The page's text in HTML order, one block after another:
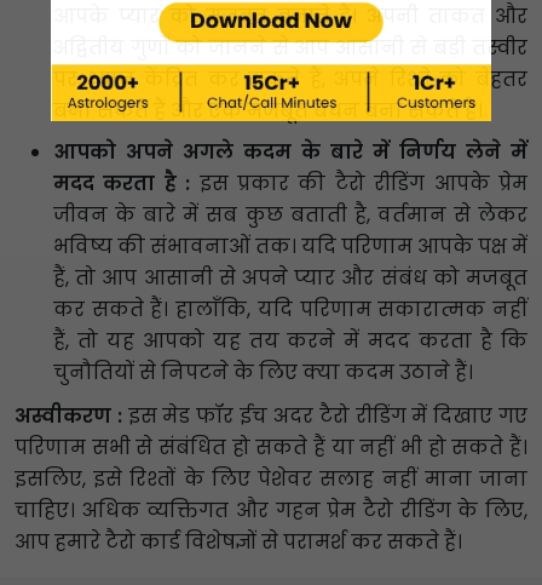
आपके प्यार को मजबूत बनाते हैं। अपनी ताकत और
अद्वितीय गुणों को जानने से आप आसानी से बड़ी तस्वीर
पर ध्यान केंद्रित कर सकते हैं, अपने रिश्ते को बेहतर
बना सकते हैं और एक मजबूत बंधन बना सकते हैं।
आपको अपने अगले कदम के बारे में निर्णय लेने में
मदद करता है : इस प्रकार की टैरो रीडिंग आपके प्रेम
जीवन के बारे में सब कुछ बताती है, वर्तमान से लेकर
भविष्य की संभावनाओं तक। यदि परिणाम आपके पक्ष में
हैं, तो आप आसानी से अपने प्यार और संबंध को मजबूत
कर सकते हैं। हालाँकि, यदि परिणाम सकारात्मक नहीं
हैं, तो यह आपको यह तय करने में मदद करता है कि
चुनौतियों से निपटने के लिए क्या कदम उठाने हैं।
अस्वीकरण : इस मेड फॉर ईच अदर टैरो रीडिंग में दिखाए गए
परिणाम सभी से संबंधित हो सकते हैं या नहीं भी हो सकते हैं।
इसलिए, इसे रिश्तों के लिए पेशेवर सलाह नहीं माना जाना
चाहिए। अधिक व्यक्तिगत और गहन प्रेम टैरो रीडिंग के लिए,
आप हमारे टैरो कार्ड विशेषज्ञों से परामर्श कर सकते हैं।